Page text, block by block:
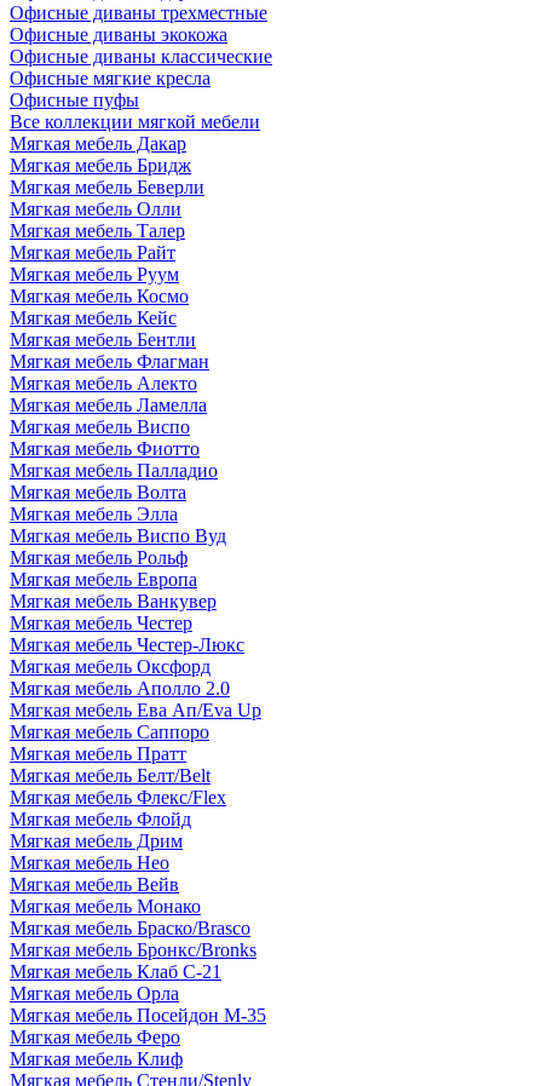
Офисные диваны трехместные
Офисные диваны экокожа
Офисные диваны классические
Офисные мягкие кресла
Офисные пуфы
Все коллекции мягкой мебели
Мягкая мебель Дакар
Мягкая мебель Бридж
Мягкая мебель Беверли
Мягкая мебель Олли
Мягкая мебель Талер
Мягкая мебель Райт
Мягкая мебель Руум
Мягкая мебель Космо
Мягкая мебель Кейс
Мягкая мебель Бентли
Мягкая мебель Флагман
Мягкая мебель Алекто
Мягкая мебель Ламелла
Мягкая мебель Виспо
Мягкая мебель Фиотто
Мягкая мебель Палладио
Мягкая мебель Волта
Мягкая мебель Элла
Мягкая мебель Виспо Вуд
Мягкая мебель Рольф
Мягкая мебель Европа
Мягкая мебель Ванкувер
Мягкая мебель Честер
Мягкая мебель Честер-Люкс
Мягкая мебель Оксфорд
Мягкая мебель Аполло 2.0
Мягкая мебель Ева Ап/Eva Up
Мягкая мебель Саппоро
Мягкая мебель Пратт
Мягкая мебель Белт/Belt
Мягкая мебель Флекс/Flex
Мягкая мебель Флойд
Мягкая мебель Дрим
Мягкая мебель Нео
Мягкая мебель Вейв
Мягкая мебель Монако
Мягкая мебель Браско/Brasco
Мягкая мебель Бронкс/Bronks
Мягкая мебель Клаб С-21
Мягкая мебель Орла
Мягкая мебель Посейдон М-35
Мягкая мебель Феро
Мягкая мебель Клиф
Мягкая мебель Стенли/Stenly